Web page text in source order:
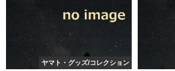
ヤマト・グッズ/コレクション